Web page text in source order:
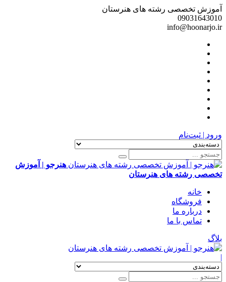
آموزش تخصصی رشته های هنرستان
09031643010
info@hoonarjo.ir
ورود | ثبت‌نام
هنرجو | آموزش
تخصصی رشته های هنرستان
خانه
فروشگاه
درباره ما
تماس با ما
بلاگ
|